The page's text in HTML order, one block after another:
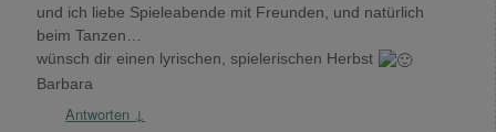
und ich liebe Spieleabende mit Freunden, und natürlich
beim Tanzen…
wünsch dir einen lyrischen, spielerischen Herbst
Barbara
Antworten ↓